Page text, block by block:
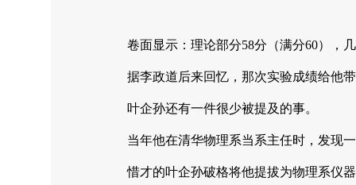
卷面显示：理论部分58分（满分60），
据李政道后来回忆，那次实验成绩给他
叶企孙还有一件很少被提及的事。
当年他在清华物理系当系主任时，发现
惜才的叶企孙破格将他提拔为物理系仪